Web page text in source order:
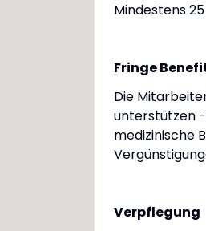
Mindestens
Fringe
Die
unterstützen
medizinische
Verpflegung